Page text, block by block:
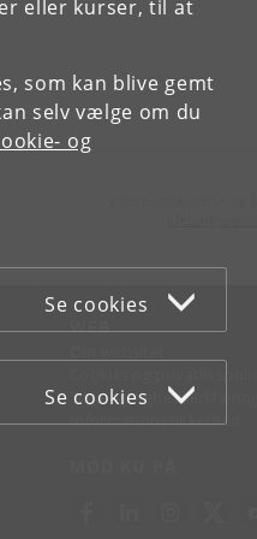
eller kurser, til at
som kan blive gemt
selv vælge om du
og
Se cookies
Se cookies
WEB
Tilgængelighedserklæring
Informationssikkerhed